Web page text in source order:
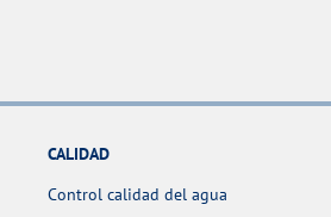
CALIDAD
Control calidad del agua